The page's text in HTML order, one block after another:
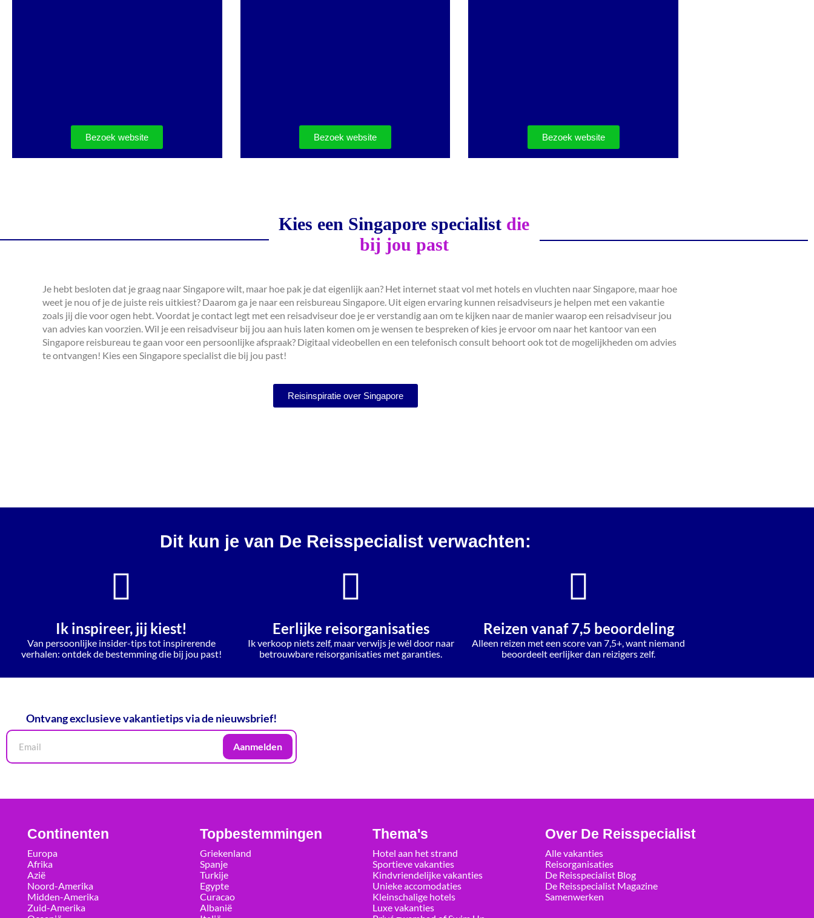
Bezoek website Bezoek website Bezoek website
Kies een Singapore specialist die
bij jou past
Je hebt besloten dat je graag naar Singapore wilt, maar hoe pak je dat eigenlijk aan? Het internet staat vol met hotels en vluchten naar Singapore, maar hoe
weet je nou of je de juiste reis uitkiest? Daarom ga je naar een reisbureau Singapore. Uit eigen ervaring kunnen reisadviseurs je helpen met een vakantie
zoals jij die voor ogen hebt. Voordat je contact legt met een reisadviseur doe je er verstandig aan om te kijken naar de manier waarop een reisadviseur jou
van advies kan voorzien. Wil je een reisadviseur bij jou aan huis laten komen om je wensen te bespreken of kies je ervoor om naar het kantoor van een
Singapore reisbureau te gaan voor een persoonlijke afspraak? Digitaal videobellen en een telefonisch consult behoort ook tot de mogelijkheden om advies
te ontvangen! Kies een Singapore specialist die bij jou past!
Reisinspiratie over Singapore
Dit kun je van De Reisspecialist verwachten:
Ik inspireer, jij kiest!
Van persoonlijke insider-tips tot inspirerende
verhalen: ontdek de bestemming die bij jou past!
Eerlijke reisorganisaties
Ik verkoop niets zelf, maar verwijs je wél door naar
betrouwbare reisorganisaties met garanties.
Reizen vanaf 7,5 beoordeling
Alleen reizen met een score van 7,5+, want niemand
beoordeelt eerlijker dan reizigers zelf.
Ontvang exclusieve vakantietips via de nieuwsbrief!
Aanmelden
Continenten
Europa
Afrika
Azië
Noord-Amerika
Midden-Amerika
Zuid-Amerika
Topbestemmingen
Griekenland
Spanje
Turkije
Egypte
Curacao
Albanië
Thema's
Hotel aan het strand
Sportieve vakanties
Kindvriendelijke vakanties
Unieke accomodaties
Kleinschalige hotels
Luxe vakanties
Over De Reisspecialist
Alle vakanties
Reisorganisaties
De Reisspecialist Blog
De Reisspecialist Magazine
Samenwerken